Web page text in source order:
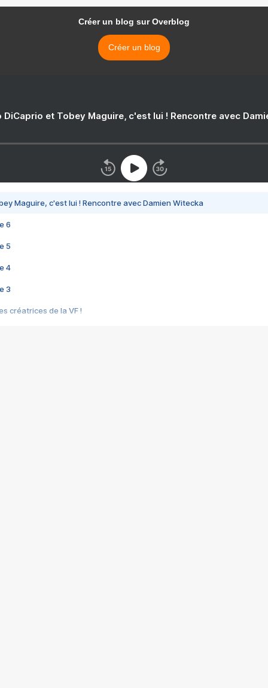
Créer un blog sur Overblog
Créer un blog
DiCaprio et Tobey Maguire, c'est lui ! Rencontre avec
Maguire, c'est lui ! Rencontre avec Damien Witecka
6
5
4
3
créatrices de la VF !